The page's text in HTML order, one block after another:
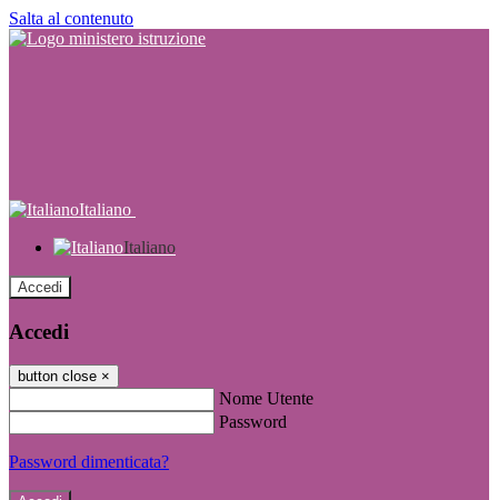
Salta al contenuto
Italiano
Italiano
Accedi
Accedi
button close ×
Nome Utente
Password
Password dimenticata?